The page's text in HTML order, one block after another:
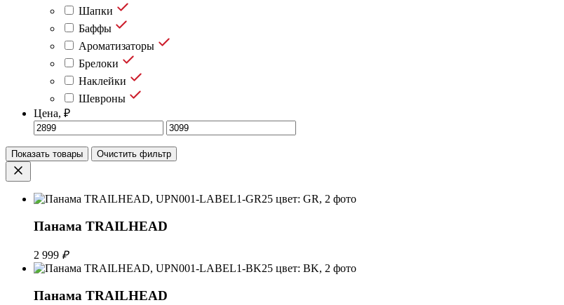
Шапки
Баффы
Ароматизаторы
Брелоки
Наклейки
Шевроны
Цена, ₽
Показать товары Очистить фильтр
Панама TRAILHEAD
2 999 ₽
Панама TRAILHEAD